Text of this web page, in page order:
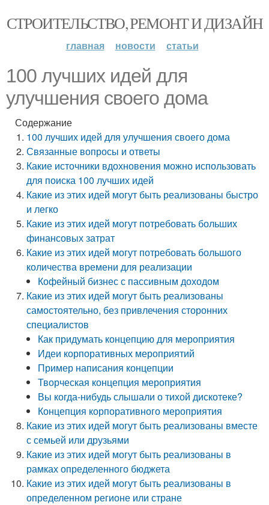
СТРОИТЕЛЬСТВО, РЕМОНТ И ДИЗАЙН
главная новости статьи
100 лучших идей для
улучшения своего дома
Содержание
100 лучших идей для улучшения своего дома
Связанные вопросы и ответы
Какие источники вдохновения можно использовать
для поиска 100 лучших идей
Какие из этих идей могут быть реализованы быстро
и легко
Какие из этих идей могут потребовать больших
финансовых затрат
Какие из этих идей могут потребовать большого
количества времени для реализации
Кофейный бизнес с пассивным доходом
Какие из этих идей могут быть реализованы
самостоятельно, без привлечения сторонних
специалистов
Как придумать концепцию для мероприятия
Идеи корпоративных мероприятий
Пример написания концепции
Творческая концепция мероприятия
Вы когда-нибудь слышали о тихой дискотеке?
Концепция корпоративного мероприятия
Какие из этих идей могут быть реализованы вместе
с семьей или друзьями
Какие из этих идей могут быть реализованы в
рамках определенного бюджета
Какие из этих идей могут быть реализованы в
определенном регионе или стране